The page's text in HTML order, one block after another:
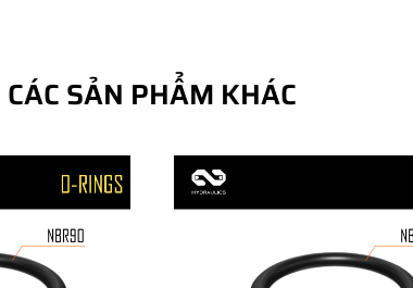
CÁC SẢN PHẨM KHÁC